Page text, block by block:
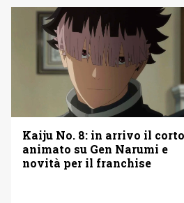
Kaiju No. 8: in arrivo il corto
animato su Gen Narumi e
novità per il franchise